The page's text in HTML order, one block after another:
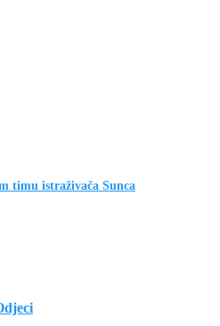
timu istraživača Sunca